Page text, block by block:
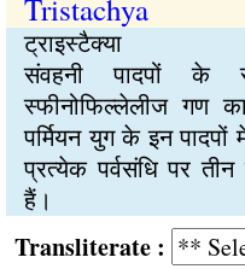
Tristachya
ट्राइस्टैक्या
संवहनी पादपों के
स्फीनोफिल्लेलीज गण
पर्मियन युग के इन
प्रत्येक पर्वसंधि पर तीन
हैं।
: